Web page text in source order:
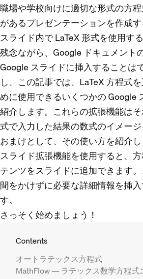
職場や学校向けに適切な形式の方
があるプレゼンテーションを作成
スライド内で LaTeX 形式を使用す
残念ながら、Google ドキュメント
Google スライドに挿入することは
し、この記事では、LaTeX 方程式
めに使用できるいくつかの Google
紹介します。これらの拡張機能は
式で入力した結果の数式のイメージ
おまけとして、その使い方を紹介
スライド拡張機能を使用すると、
テンツをスライドに追加できます
間をかけずに必要な詳細情報を挿
す。
さっそく始めましょう！
Contents
オートラテックス方程式
MathFlow — ラテックス数学方程式